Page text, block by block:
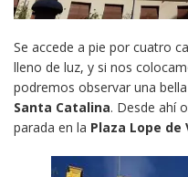
Se accede a pie por cuatro
lleno de luz, y si nos
podremos observar una
Santa Catalina. Desde ahí
parada en la Plaza Lope de